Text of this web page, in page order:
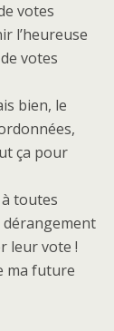
votes
l’heureuse
votes
bien, le
ça pour
toutes
dérangement
leur vote !
ma future